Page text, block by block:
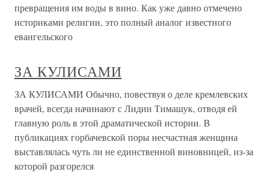
превращения им воды в вино. Как уже давно отмечено
историками религии, это полный аналог известного
евангельского
ЗА КУЛИСАМИ
ЗА КУЛИСАМИ Обычно, повествуя о деле кремлевских
врачей, всегда начинают с Лидии Тимашук, отводя ей
главную роль в этой драматической истории. В
публикациях горбачевской поры несчастная женщина
выставлялась чуть ли не единственной виновницей, из-за
которой разгорелся